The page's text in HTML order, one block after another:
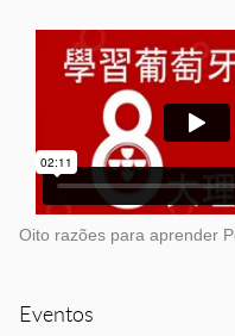
Oito razões para aprender
Eventos